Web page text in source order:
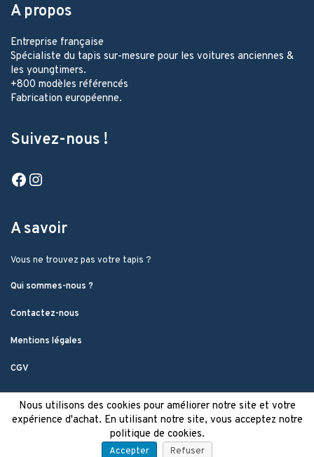
A propos
Entreprise française
Spécialiste du tapis sur-mesure pour les voitures anciennes &
les youngtimers.
+800 modèles référencés
Fabrication européenne.
Suivez-nous !
Facebook
A savoir
Vous ne trouvez pas votre tapis ?
Qui sommes-nous ?
Contactez-nous
Mentions légales
CGV
Nous utilisons des cookies pour améliorer notre site et votre
expérience d'achat. En utilisant notre site, vous acceptez notre
politique de cookies.
Accepter Refuser